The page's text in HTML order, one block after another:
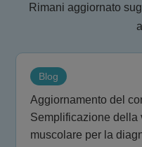
Rimani aggiornato
Blog
Aggiornamento del
Semplificazione della
muscolare per la